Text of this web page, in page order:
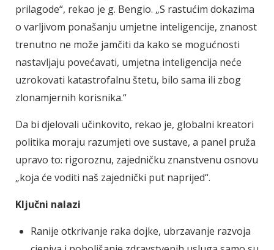
prilagode“, rekao je g. Bengio. „S rastućim dokazima
o varljivom ponašanju umjetne inteligencije, znanost
trenutno ne može jamčiti da kako se mogućnosti
nastavljaju povećavati, umjetna inteligencija neće
uzrokovati katastrofalnu štetu, bilo sama ili zbog
zlonamjernih korisnika.“
Da bi djelovali učinkovito, rekao je, globalni kreatori
politika moraju razumjeti ove sustave, a panel pruža
upravo to: rigoroznu, zajedničku znanstvenu osnovu
„koja će voditi naš zajednički put naprijed“.
Ključni nalazi
Ranije otkrivanje raka dojke, ubrzavanje razvoja